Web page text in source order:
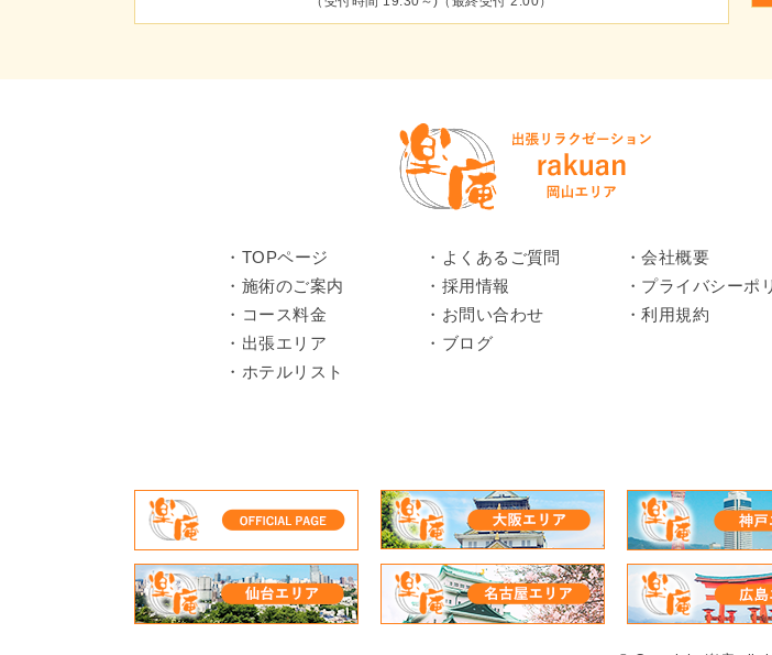
TOPページ
施術のご案内
コース料金
出張エリア
ホテルリスト
よくあるご質問
採用情報
お問い合わせ
ブログ
会社概要
プライバシーポ
利用規約